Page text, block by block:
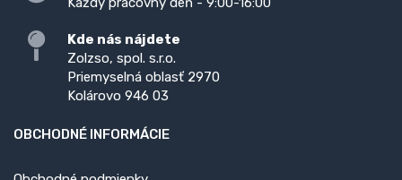
Kde nás nájdete
Zolzso, spol. s.r.o.
Priemyselná oblasť 2970
Kolárovo 946 03
OBCHODNÉ INFORMÁCIE